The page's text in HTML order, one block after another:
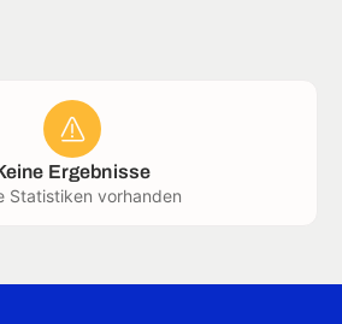
Ergebnisse
Statistiken vorhanden